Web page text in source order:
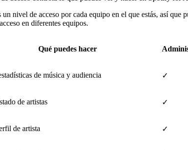
un nivel de acceso por cada equipo en el que estás, así que
en diferentes equipos.
Qué puedes hacer
de música y audiencia ✓
de artistas ✓
de artista ✓